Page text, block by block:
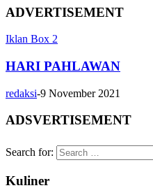
ADVERTISEMENT
Iklan Box 2
HARI PAHLAWAN
redaksi-9 November 2021
ADSVERTISEMENT
Search for:
Kuliner